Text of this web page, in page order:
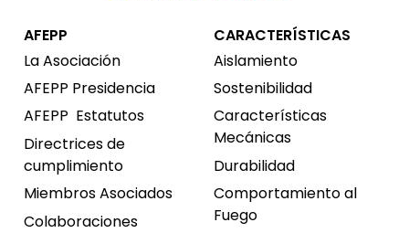
AFEPP
La Asociación
AFEPP Presidencia
AFEPP Estatutos
Directrices de
cumplimiento
Miembros Asociados
Colaboraciones
CARACTERÍSTICAS
Aislamiento
Sostenibilidad
Características
Mecánicas
Durabilidad
Comportamiento al
Fuego